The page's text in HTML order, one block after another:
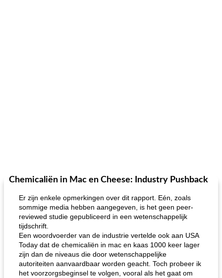
Chemicaliën in Mac en Cheese: Industry Pushback
Er zijn enkele opmerkingen over dit rapport. Eén, zoals
sommige media hebben aangegeven, is het geen peer-
reviewed studie gepubliceerd in een wetenschappelijk
tijdschrift.
Een woordvoerder van de industrie vertelde ook aan USA
Today dat de chemicaliën in mac en kaas 1000 keer lager
zijn dan de niveaus die door wetenschappelijke
autoriteiten aanvaardbaar worden geacht. Toch probeer ik
het voorzorgsbeginsel te volgen, vooral als het gaat om